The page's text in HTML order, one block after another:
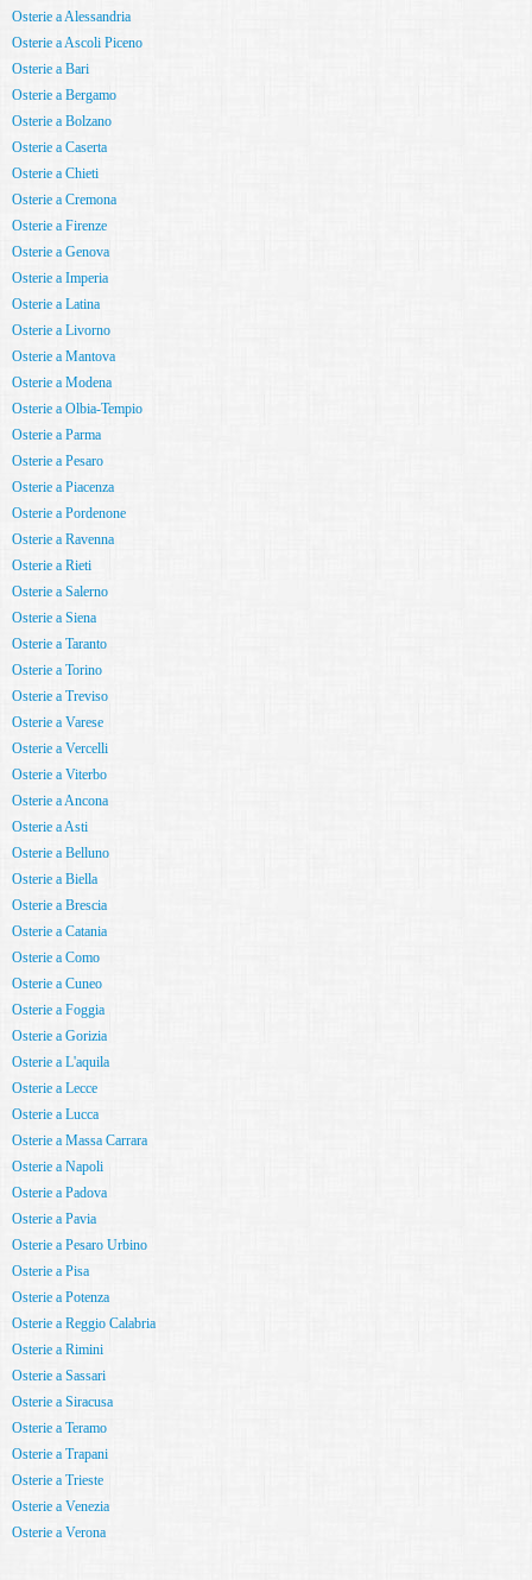
Osterie a Alessandria
Osterie a Ascoli Piceno
Osterie a Bari
Osterie a Bergamo
Osterie a Bolzano
Osterie a Caserta
Osterie a Chieti
Osterie a Cremona
Osterie a Firenze
Osterie a Genova
Osterie a Imperia
Osterie a Latina
Osterie a Livorno
Osterie a Mantova
Osterie a Modena
Osterie a Olbia-Tempio
Osterie a Parma
Osterie a Pesaro
Osterie a Piacenza
Osterie a Pordenone
Osterie a Ravenna
Osterie a Rieti
Osterie a Salerno
Osterie a Siena
Osterie a Taranto
Osterie a Torino
Osterie a Treviso
Osterie a Varese
Osterie a Vercelli
Osterie a Viterbo
Osterie a Ancona
Osterie a Asti
Osterie a Belluno
Osterie a Biella
Osterie a Brescia
Osterie a Catania
Osterie a Como
Osterie a Cuneo
Osterie a Foggia
Osterie a Gorizia
Osterie a L'aquila
Osterie a Lecce
Osterie a Lucca
Osterie a Massa Carrara
Osterie a Napoli
Osterie a Padova
Osterie a Pavia
Osterie a Pesaro Urbino
Osterie a Pisa
Osterie a Potenza
Osterie a Reggio Calabria
Osterie a Rimini
Osterie a Sassari
Osterie a Siracusa
Osterie a Teramo
Osterie a Trapani
Osterie a Trieste
Osterie a Venezia
Osterie a Verona